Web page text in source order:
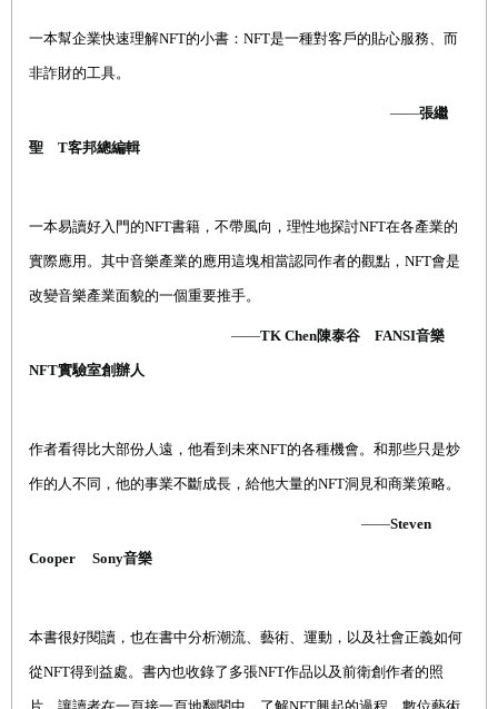
一本幫企業快速理解NFT的小書： NFT是一種對客戶的貼心服務、而
非詐財的工具。
——張繼
聖 T客邦總編輯
一本易讀好入門的NFT書籍，不帶風向，理性地探討NFT在各產業的
實際應用。其中音樂產業的應用這塊相當認同作者的觀點， NFT會是
改變音樂產業面貌的一個重要推手。
——TK Chen陳泰谷 FANSI音樂
NFT實驗室創辦人
作者看得比大部份人遠，他看到未來NFT的各種機會。和那些只是炒
作的人不同，他的事業不斷成長，給他大量的NFT洞見和商業策略。
——Steven
Cooper Sony音樂
本書很好閱讀，也在書中分析潮流、藝術、運動，以及社會正義如何
從NFT得到益處。書內也收錄了多張NFT作品以及前衛創作者的照